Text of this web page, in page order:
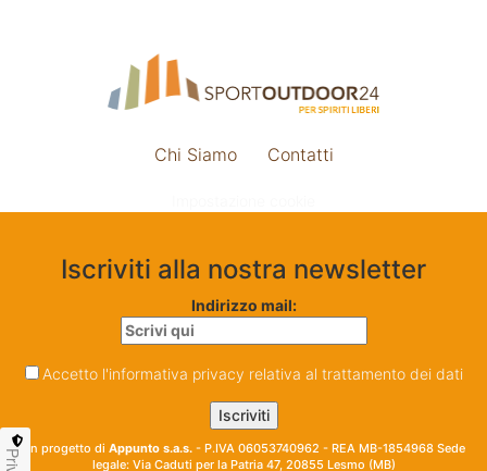
Chi Siamo Contatti
Iscriviti alla nostra newsletter
Indirizzo mail:
Accetto l'informativa privacy relativa al trattamento dei dati
Un progetto di Appunto s.a.s. - P.IVA 06053740962 - REA MB-1854968 Sede
legale: Via Caduti per la Patria 47, 20855 Lesmo (MB)